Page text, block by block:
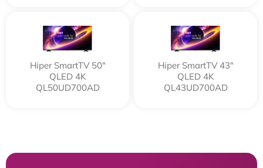
Hiper SmartTV 50"
QLED 4K
QL50UD700AD
Hiper SmartTV 43"
QLED 4K
QL43UD700AD